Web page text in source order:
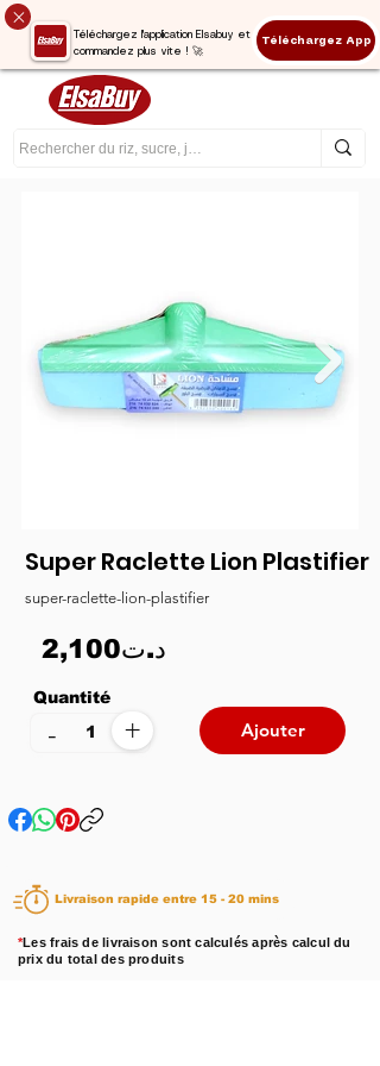
Téléchargez l'application Elsabuy et
commandez plus vite ! 🚀
Téléchargez App
Super Raclette Lion Plastifier
super-raclette-lion-plastifier
2,100د.ت
Quantité
+
- Ajouter
Livraison rapide entre 15 - 20 mins
*Les frais de livraison sont calculés après calcul du
prix du total des produits